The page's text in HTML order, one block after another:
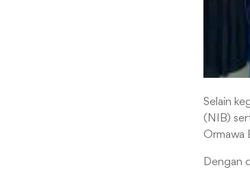
Selain
(NIB)
Ormawa
Dengan